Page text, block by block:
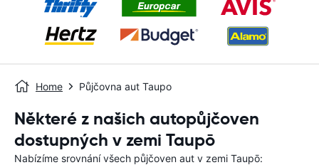
Home Půjčovna aut Taupo
Některé z našich autopůjčoven
dostupných v zemi Taupō
Nabízíme srovnání všech půjčoven aut v zemi Taupō: